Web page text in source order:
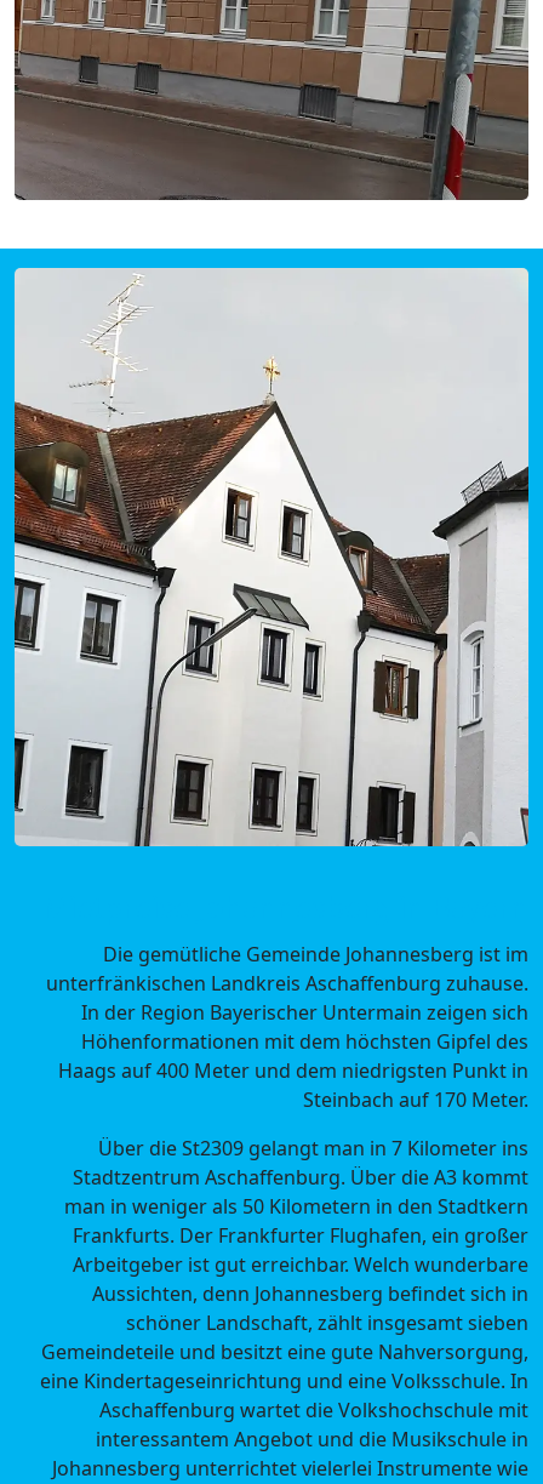
Die gemütliche Gemeinde Johannesberg ist im
unterfränkischen Landkreis Aschaffenburg zuhause.
In der Region Bayerischer Untermain zeigen sich
Höhenformationen mit dem höchsten Gipfel des
Haags auf 400 Meter und dem niedrigsten Punkt in
Steinbach auf 170 Meter.
Über die St2309 gelangt man in 7 Kilometer ins
Stadtzentrum Aschaffenburg. Über die A3 kommt
man in weniger als 50 Kilometern in den Stadtkern
Frankfurts. Der Frankfurter Flughafen, ein großer
Arbeitgeber ist gut erreichbar. Welch wunderbare
Aussichten, denn Johannesberg befindet sich in
schöner Landschaft, zählt insgesamt sieben
Gemeindeteile und besitzt eine gute Nahversorgung,
eine Kindertageseinrichtung und eine Volksschule. In
Aschaffenburg wartet die Volkshochschule mit
interessantem Angebot und die Musikschule in
Johannesberg unterrichtet vielerlei Instrumente wie